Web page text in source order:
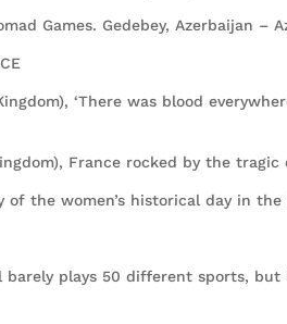
Games. Gedebey, Azerbaijan –
‘There was blood
France rocked by the
of the women’s historical day in
barely plays 50 different sports,